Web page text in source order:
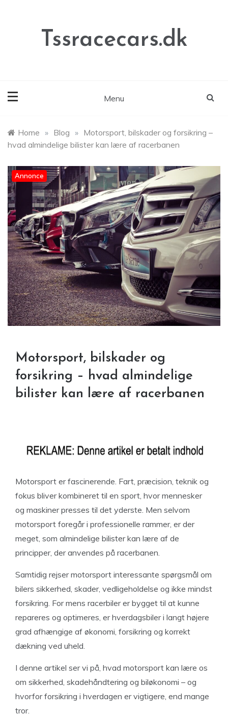
Tssracecars.dk
Menu
Home » Blog » Motorsport, bilskader og forsikring –
hvad almindelige bilister kan lære af racerbanen
Annonce
Motorsport, bilskader og
forsikring – hvad almindelige
bilister kan lære af racerbanen
Motorsport er fascinerende. Fart, præcision, teknik og
fokus bliver kombineret til en sport, hvor mennesker
og maskiner presses til det yderste. Men selvom
motorsport foregår i professionelle rammer, er der
meget, som almindelige bilister kan lære af de
principper, der anvendes på racerbanen.
Samtidig rejser motorsport interessante spørgsmål om
bilers sikkerhed, skader, vedligeholdelse og ikke mindst
forsikring. For mens racerbiler er bygget til at kunne
repareres og optimeres, er hverdagsbiler i langt højere
grad afhængige af økonomi, forsikring og korrekt
dækning ved uheld.
I denne artikel ser vi på, hvad motorsport kan lære os
om sikkerhed, skadehåndtering og biløkonomi – og
hvorfor forsikring i hverdagen er vigtigere, end mange
tror.